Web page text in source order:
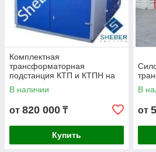
Комплектная
трансформаторная
подстанция КТП и КТПН на
160кВА
В наличии
от 820 000 ₸
Купить
В
от